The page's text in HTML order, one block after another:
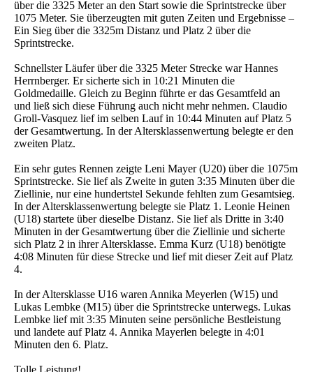
über die 3325 Meter an den Start sowie die Sprintstrecke über
1075 Meter. Sie überzeugten mit guten Zeiten und Ergebnisse –
Ein Sieg über die 3325m Distanz und Platz 2 über die
Sprintstrecke.
Schnellster Läufer über die 3325 Meter Strecke war Hannes
Herrnberger. Er sicherte sich in 10:21 Minuten die
Goldmedaille. Gleich zu Beginn führte er das Gesamtfeld an
und ließ sich diese Führung auch nicht mehr nehmen. Claudio
Groll-Vasquez lief im selben Lauf in 10:44 Minuten auf Platz 5
der Gesamtwertung. In der Altersklassenwertung belegte er den
zweiten Platz.
Ein sehr gutes Rennen zeigte Leni Mayer (U20) über die 1075m
Sprintstrecke. Sie lief als Zweite in guten 3:35 Minuten über die
Ziellinie, nur eine hundertstel Sekunde fehlten zum Gesamtsieg.
In der Altersklassenwertung belegte sie Platz 1. Leonie Heinen
(U18) startete über dieselbe Distanz. Sie lief als Dritte in 3:40
Minuten in der Gesamtwertung über die Ziellinie und sicherte
sich Platz 2 in ihrer Altersklasse. Emma Kurz (U18) benötigte
4:08 Minuten für diese Strecke und lief mit dieser Zeit auf Platz
4.
In der Altersklasse U16 waren Annika Meyerlen (W15) und
Lukas Lembke (M15) über die Sprintstrecke unterwegs. Lukas
Lembke lief mit 3:35 Minuten seine persönliche Bestleistung
und landete auf Platz 4. Annika Mayerlen belegte in 4:01
Minuten den 6. Platz.
Tolle Leistung!